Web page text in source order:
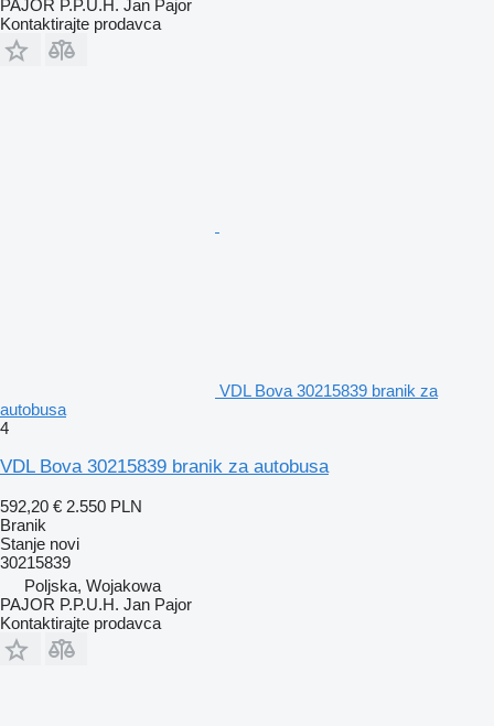
PAJOR P.P.U.H. Jan Pajor
Kontaktirajte prodavca
VDL Bova 30215839 branik za
autobusa
4
VDL Bova 30215839 branik za autobusa
592,20 € 2.550 PLN
Branik
Stanje novi
30215839
Poljska, Wojakowa
PAJOR P.P.U.H. Jan Pajor
Kontaktirajte prodavca